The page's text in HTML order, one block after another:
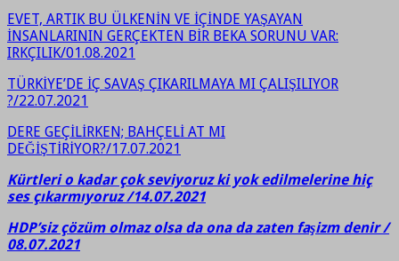
EVET, ARTIK BU ÜLKENİN VE İÇİNDE YAŞAYAN
İNSANLARININ GERÇEKTEN BİR BEKA SORUNU VAR:
IRKÇILIK/01.08.2021
TÜRKİYE’DE İÇ SAVAŞ ÇIKARILMAYA MI ÇALIŞILIYOR
?/22.07.2021
DERE GEÇİLİRKEN; BAHÇELİ AT MI
DEĞİŞTİRİYOR?/17.07.2021
Kürtleri o kadar çok seviyoruz ki yok edilmelerine hiç
ses çıkarmıyoruz /14.07.2021
HDP’siz çözüm olmaz olsa da ona da zaten faşizm denir /
08.07.2021